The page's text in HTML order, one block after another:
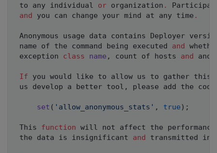
to any individual or organization .
and you can change your mind at any time .
Anonymous usage data contains Deployer
name of the command being executed and
exception class name , count of hosts and
If you would like to allow us to gather this
us develop a better tool , please add the
set ( 'allow_anonymous_stats' , true ) ;
This function will not affect the
the data is insignificant and transmitted in